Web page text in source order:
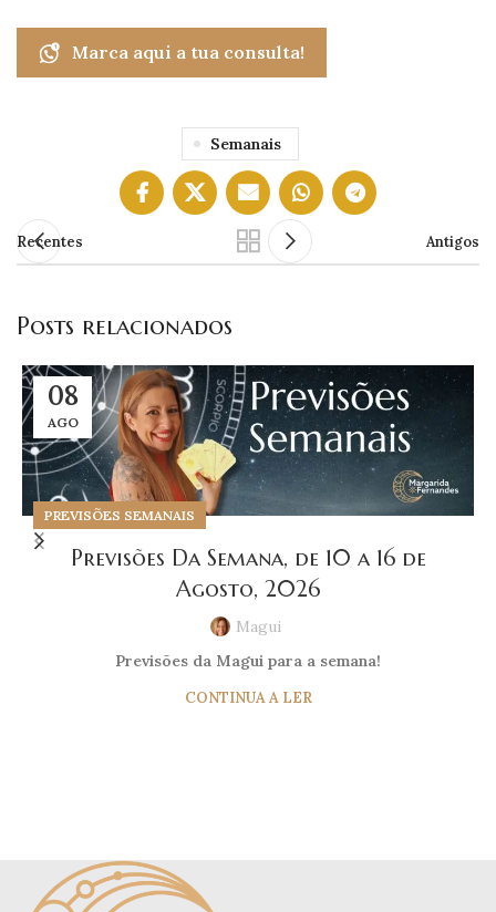
Marca aqui a tua consulta!
Semanais
Recentes Antigos
Posts relacionados
08
AGO
PREVISÕES SEMANAIS
Previsões Da Semana, de 10 a 16 de
Agosto, 2026
Magui
Previsões da Magui para a semana!
CONTINUA A LER